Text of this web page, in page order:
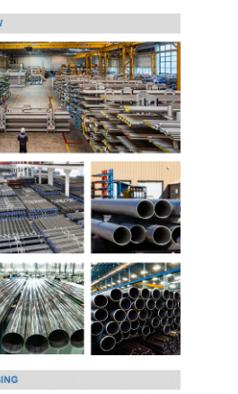
Paslanmaz Sac
Paslanmaz Çelik Rulo
Paslanmaz Sac